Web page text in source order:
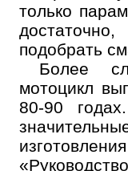
только
подобрать
Более
мотоцикл
80-90